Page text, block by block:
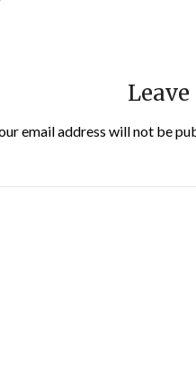
email address will not be